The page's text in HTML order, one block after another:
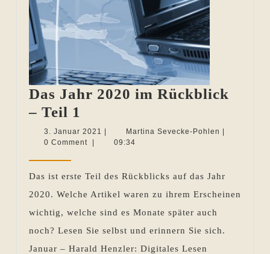
Das Jahr 2020 im Rückblick
– Teil 1
Jahr
2020
Rückblick
–
Teil
1
3. Januar 2021 3.
Januar
Martina Sevecke-Pohlen Martina
0 Comment
09:34
Das ist erste Teil des Rückblicks auf das Jahr
2020. Welche Artikel waren zu ihrem Erscheinen
wichtig, welche sind es Monate später auch
noch? Lesen Sie selbst und erinnern Sie sich.
Januar – Harald Henzler: Digitales Lesen